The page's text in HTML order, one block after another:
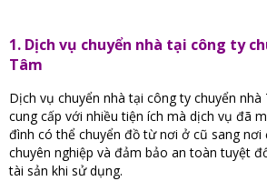
1. Dịch vụ chuyển nhà tại công ty
Tâm
Dịch vụ chuyển nhà tại công ty chuyển nhà
cung cấp với nhiều tiện ích mà dịch vụ đã
đình có thể chuyển đồ từ nơi ở cũ sang nơi
chuyên nghiệp và đảm bảo an toàn tuyệt
tài sản khi sử dụng.